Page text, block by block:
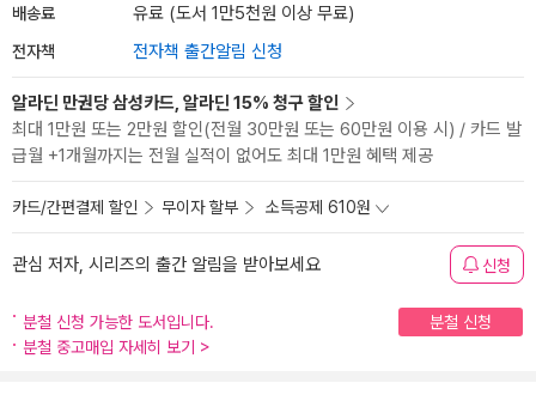
배송료 유료 (도서 1만5천원 이상 무료)
전자책 전자책 출간알림 신청
알라딘 만권당 삼성카드, 알라딘 15% 청구 할인
최대 1만원 또는 2만원 할인(전월 30만원 또는 60만원 이용 시) / 카드 발
급월 +1개월까지는 전월 실적이 없어도 최대 1만원 혜택 제공
카드/간편결제 할인 무이자 할부 소득공제 610원
관심 저자, 시리즈의 출간 알림을 받아보세요 신청
분철 신청 가능한 도서입니다.
분철 신청
분철 중고매입 자세히 보기 >